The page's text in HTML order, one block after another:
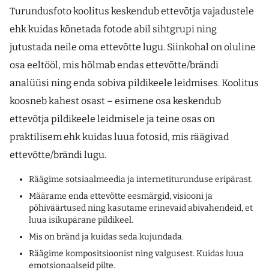
Turundusfoto koolitus keskendub ettevõtja vajadustele
ehk kuidas kõnetada fotode abil sihtgrupi ning
jutustada neile oma ettevõtte lugu. Siinkohal on oluline
osa eeltööl, mis hõlmab endas ettevõtte/brändi
analüüsi ning enda sobiva pildikeele leidmises. Koolitus
koosneb kahest osast – esimene osa keskendub
ettevõtja pildikeele leidmisele ja teine osas on
praktilisem ehk kuidas luua fotosid, mis räägivad
ettevõtte/brändi lugu.
Räägime sotsiaalmeedia ja internetiturunduse eripärast.
Määrame enda ettevõtte eesmärgid, visiooni ja
põhiväärtused ning kasutame erinevaid abivahendeid, et
luua isikupärane pildikeel.
Mis on bränd ja kuidas seda kujundada.
Räägime kompositsioonist ning valgusest. Kuidas luua
emotsionaalseid pilte.